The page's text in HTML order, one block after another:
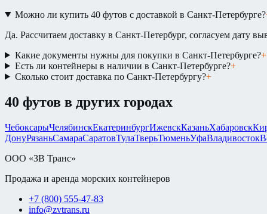
Можно ли купить 40 футов с доставкой в Санкт-Петербурге?
Да. Рассчитаем доставку в Санкт-Петербург, согласуем дату
Какие документы нужны для покупки в Санкт-Петербурге?+
Есть ли контейнеры в наличии в Санкт-Петербурге?+
Сколько стоит доставка по Санкт-Петербургу?+
40 футов в других городах
ЧебоксарыЧелябинскЕкатеринбургИжевскКазаньХабаровск
ДонуРязаньСамараСаратовТулаТверьТюменьУфаВладивосток
ООО «ЗВ Транс»
Продажа и аренда морских контейнеров
+7 (800) 555-47-83
info@zvtrans.ru